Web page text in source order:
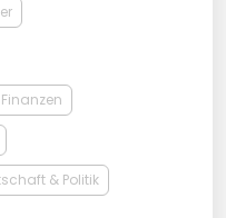
Finanzen
& Politik